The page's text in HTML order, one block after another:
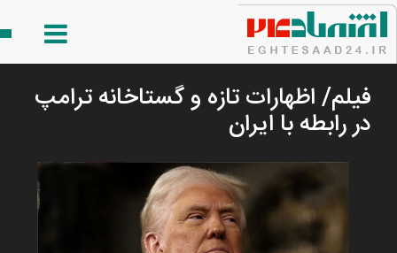
فیلم/ اظهارات تازه و گستاخانه ترامپ
در رابطه با ایران